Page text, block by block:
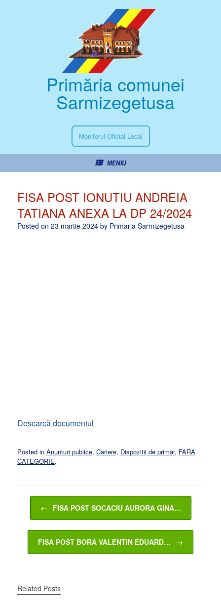
Primăria comunei
Sarmizegetusa
Monitorul Oficial Local
MENIU
FISA POST IONUTIU ANDREIA
TATIANA ANEXA LA DP 24/2024
Posted on 23 martie 2024 by Primaria Sarmizegetusa
Descarcă documentul
Posted in Anunturi publice, Cariere, Dispozitii de primar, FARA
CATEGORIE.
Post navigation
← FISA POST SOCACIU AURORA GINA…
FISA POST BORA VALENTIN EDUARD… →
Related Posts